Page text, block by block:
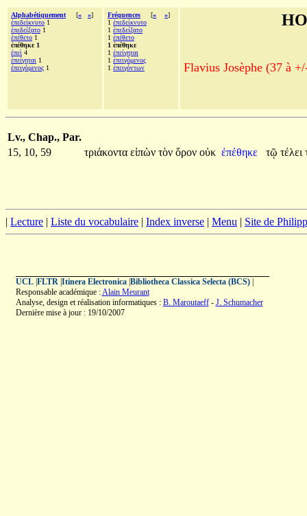
Alphabétiquement [« »]
ἐπεδείκνυτο 1
ἐπεδείξατο 1
ἐπέθετο 1
ἐπέθηκε 1
ἐπεὶ 4
ἐπείγηται 1
ἐπειγόμενος 1
Fréquences [« »]
1 ἐπεδείκνυτο
1 ἐπεδείξατο
1 ἐπέθετο
1 ἐπέθηκε
1 ἐπείγηται
1 ἐπειγόμενος
1 ἐπειγόντων Flavius Josèphe (37 à
Lv., Chap., Par.
15, 10, 59
τριάκοντα εἰπὼν τὸν ὅρον οὐκ ἐπέθηκε τῷ τέλει
| Lecture | Liste du vocabulaire | Index inverse | Menu | Site de
UCL| FLTR| Itinera Electronica| Bibliotheca Classica Selecta (BCS)|
Responsable académique :Alain Meurant
Analyse, design et réalisation informatiques : B. Maroutaeff- J. Schumacher
Dernière mise à jour : 19/10/2007